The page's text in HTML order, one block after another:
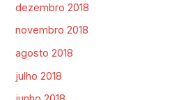
dezembro 2018
novembro 2018
agosto 2018
julho 2018